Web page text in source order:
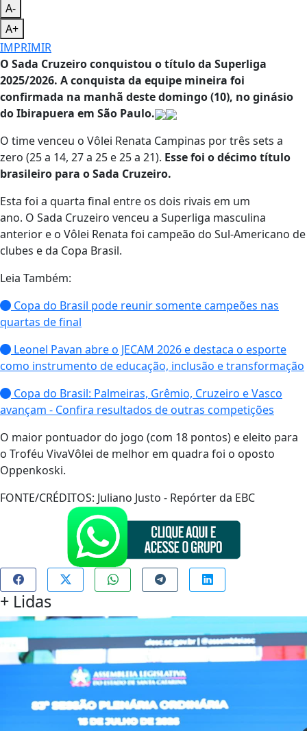
A-
A+
IMPRIMIR
O Sada Cruzeiro conquistou o título da Superliga
2025/2026. A conquista da equipe mineira foi
confirmada na manhã deste domingo (10), no ginásio
do Ibirapuera em São Paulo.
O time venceu o Vôlei Renata Campinas por três sets a
zero (25 a 14, 27 a 25 e 25 a 21). Esse foi o décimo título
brasileiro para o Sada Cruzeiro.
Esta foi a quarta final entre os dois rivais em um
ano. O Sada Cruzeiro venceu a Superliga masculina
anterior e o Vôlei Renata foi campeão do Sul-Americano de
clubes e da Copa Brasil.
Leia Também:
Copa do Brasil pode reunir somente campeões nas
quartas de final
Leonel Pavan abre o JECAM 2026 e destaca o esporte
como instrumento de educação, inclusão e transformação
Copa do Brasil: Palmeiras, Grêmio, Cruzeiro e Vasco
avançam - Confira resultados de outras competições
O maior pontuador do jogo (com 18 pontos) e eleito para
o Troféu VivaVôlei de melhor em quadra foi o oposto
Oppenkoski.
FONTE/CRÉDITOS: Juliano Justo - Repórter da EBC
+ Lidas